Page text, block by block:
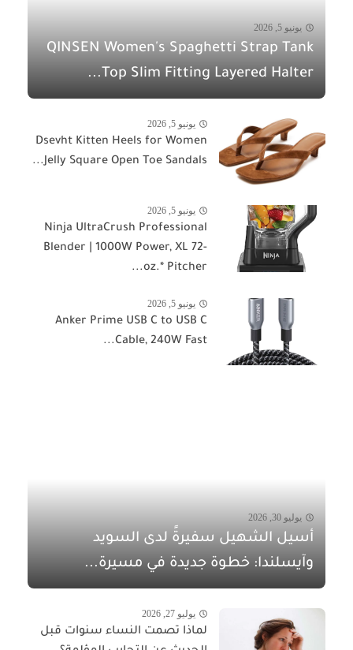
يونيو 5, 2026
QINSEN Women's Spaghetti Strap Tank
Top Slim Fitting Layered Halter...
يونيو 5, 2026
Dsevht Kitten Heels for Women
Jelly Square Open Toe Sandals...
يونيو 5, 2026
Ninja UltraCrush Professional
Blender | 1000W Power, XL 72-
oz.* Pitcher...
يونيو 5, 2026
Anker Prime USB C to USB C
Cable, 240W Fast...
يوليو 30, 2026
أسيل الشهيل سفيرةً لدى السويد
وآيسلندا: خطوة جديدة في مسيرة...
يوليو 27, 2026
لماذا تصمت النساء سنوات قبل